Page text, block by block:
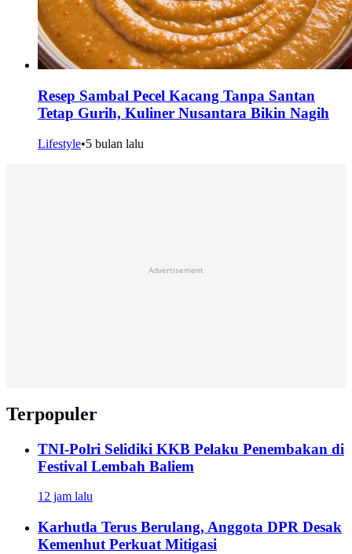
Resep Sambal Pecel Kacang Tanpa Santan
Tetap Gurih, Kuliner Nusantara Bikin Nagih
Lifestyle•5 bulan lalu
Advertisement
Terpopuler
TNI-Polri Selidiki KKB Pelaku Penembakan di
Festival Lembah Baliem
12 jam lalu
Karhutla Terus Berulang, Anggota DPR Desak
Kemenhut Perkuat Mitigasi